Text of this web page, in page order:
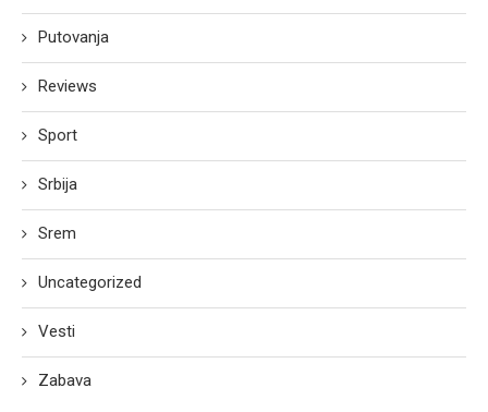
Putovanja
Reviews
Sport
Srbija
Srem
Uncategorized
Vesti
Zabava